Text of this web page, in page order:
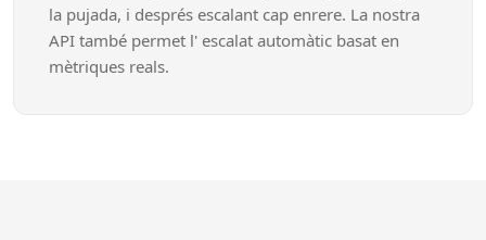
la pujada, i després escalant cap enrere. La nostra
API també permet l' escalat automàtic basat en
mètriques reals.